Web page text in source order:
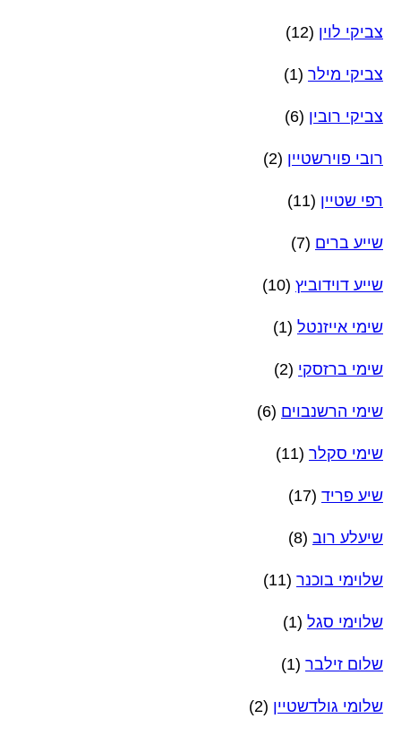
צביקי לוין (12)
צביקי מילר (1)
צביקי רובין (6)
רובי פוירשטיין (2)
רפי שטיין (11)
שייע ברים (7)
שייע דוידוביץ (10)
שימי אייזנטל (1)
שימי ברזסקי (2)
שימי הרשנבוים (6)
שימי סקלר (11)
שיע פריד (17)
שיעלע רוב (8)
שלוימי בוכנר (11)
שלוימי סגל (1)
שלום זילבר (1)
שלומי גולדשטיין (2)